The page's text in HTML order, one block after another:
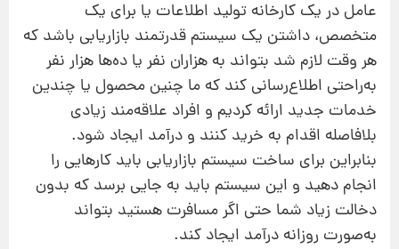
عامل در یك كارخانه تولید اطلاعات یا برای یک
متخصص، داشتن یك سیستم قدرتمند بازاریابی باشد كه
هر وقت لازم شد بتواند به هزاران نفر یا ده‌ها هزار نفر
به‌راحتی اطلاع‌رسانی كند كه ما چنین محصول یا چندین
خدمات جدید ارائه كردیم و افراد علاقه‌مند زیادی
بلافاصله اقدام به خرید كنند و درآمد ایجاد شود.
بنابراین برای ساخت سیستم بازاریابی باید كارهایی را
انجام دهید و این سیستم باید به جایی برسد كه بدون
دخالت زیاد شما حتی اگر مسافرت هستید بتواند
به‌صورت روزانه درآمد ایجاد كند.